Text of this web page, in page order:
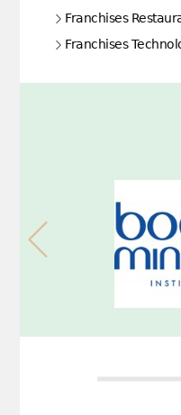
Franchises
Franchises